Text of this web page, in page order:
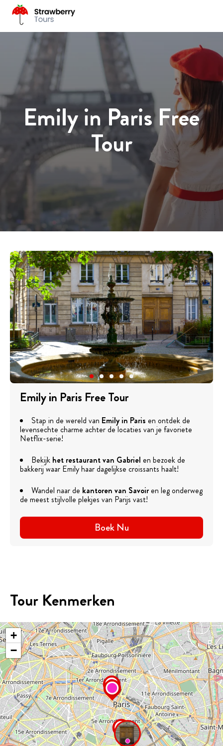
Emily in Paris Free
Tour
Emily in Paris Free Tour
Stap in de wereld van Emily in Paris en ontdek de
levensechte charme achter de locaties van je favoriete
Netflix-serie!
Bekijk het restaurant van Gabriel en bezoek de
bakkerij waar Emily haar dagelijkse croissants haalt!
Wandel naar de kantoren van Savoiren leg onderweg
de meest stijlvolle plekjes van Parijs vast!
Boek Nu
Tour Kenmerken
+
−